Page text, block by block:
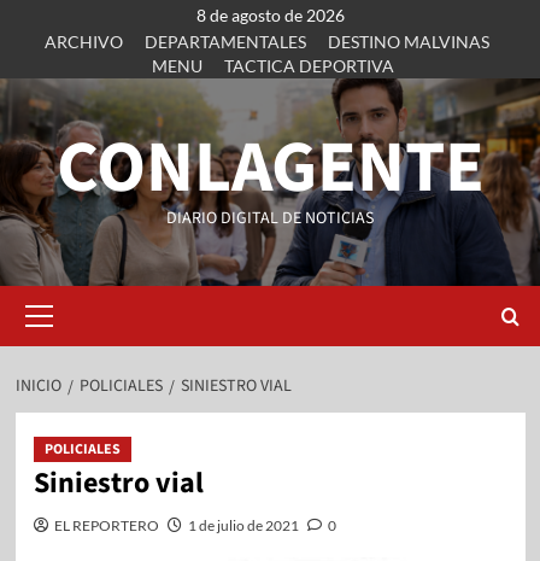
8 de agosto de 2026
ARCHIVO
DEPARTAMENTALES
DESTINO MALVINAS
MENU
TACTICA DEPORTIVA
CONLAGENTE
DIARIO DIGITAL DE NOTICIAS
INICIO POLICIALES SINIESTRO VIAL
POLICIALES
Siniestro vial
EL REPORTERO 1 de julio de 2021 0